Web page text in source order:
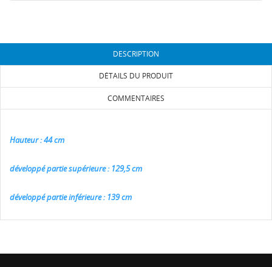
DESCRIPTION
DÉTAILS DU PRODUIT
COMMENTAIRES
Hauteur : 44 cm
développé partie supérieure : 129,5 cm
développé partie inférieure : 139 cm